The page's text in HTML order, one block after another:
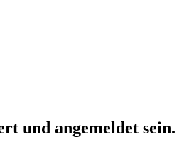
und angemeldet sein.